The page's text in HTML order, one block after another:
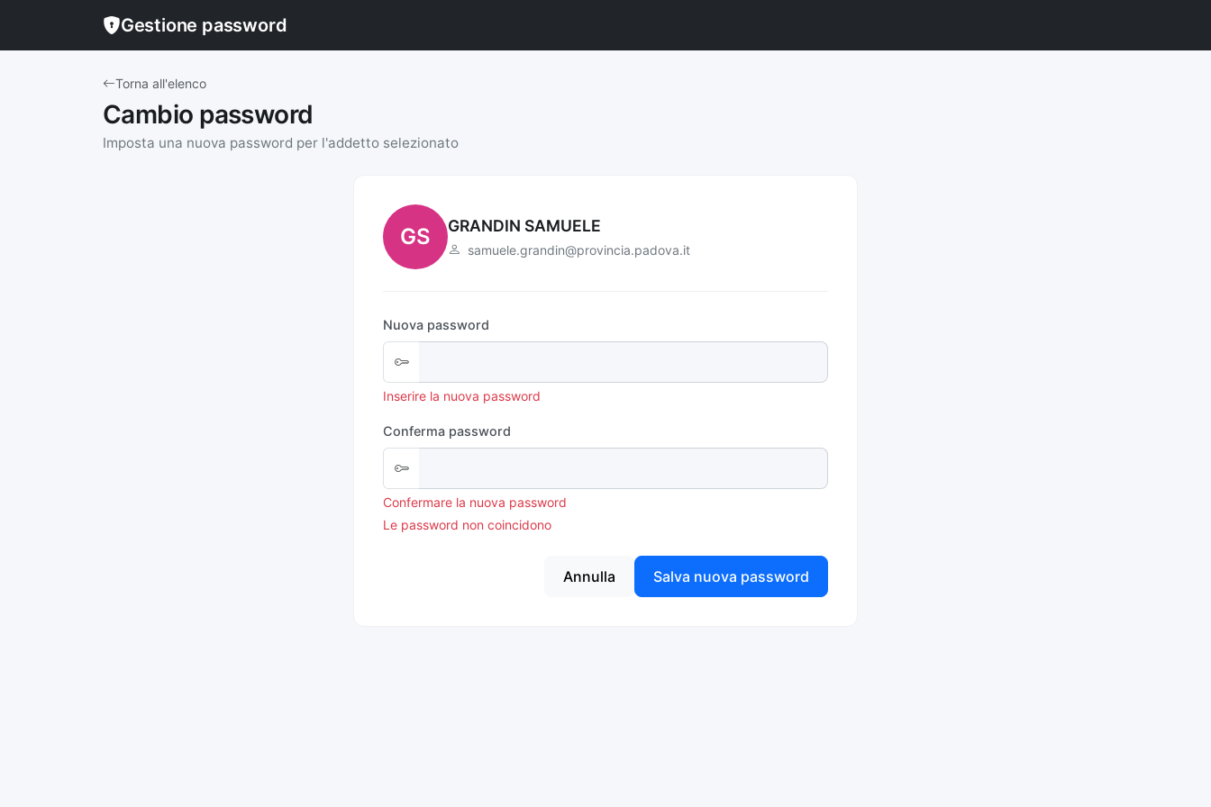
Gestione password
Torna all'elenco
Cambio password
Imposta una nuova password per l'addetto selezionato
GS GRANDIN SAMUELE
samuele.grandin@provincia.padova.it
Nuova password
Inserire la nuova password
Conferma password
Confermare la nuova password
Le password non coincidono
Annulla